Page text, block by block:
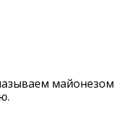
майонезом